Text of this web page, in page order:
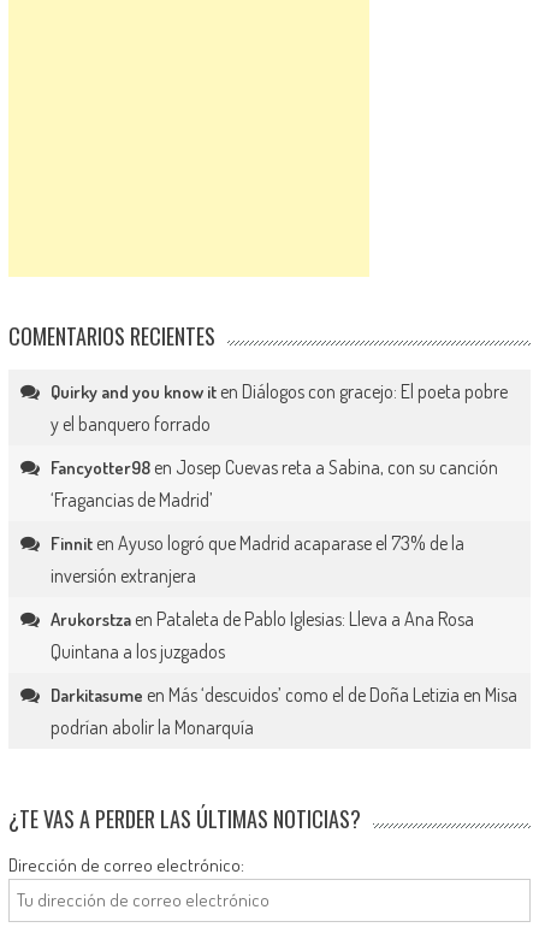
COMENTARIOS RECIENTES
Quirky and you know iten Diálogos con gracejo: El poeta pobre
y el banquero forrado
Fancyotter98en Josep Cuevas reta a Sabina, con su canción
‘Fragancias de Madrid’
Finniten Ayuso logró que Madrid acaparase el 73% de la
inversión extranjera
Arukorstzaen Pataleta de Pablo Iglesias: Lleva a Ana Rosa
Quintana a los juzgados
Darkitasume en Más ‘descuidos’ como el de Doña Letizia en Misa
podrían abolir la Monarquía
¿TE VAS A PERDER LAS ÚLTIMAS NOTICIAS?
Dirección de correo electrónico: